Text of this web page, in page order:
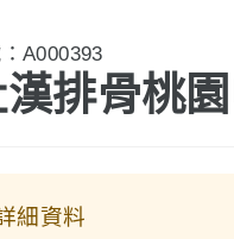
A000393
排骨桃
細資料